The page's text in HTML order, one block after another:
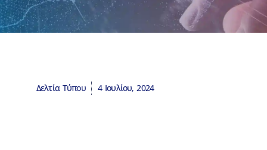
Δελτία Τύπου 4 Ιουλίου, 2024